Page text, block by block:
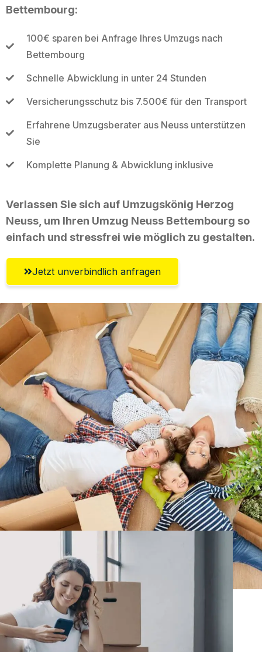
Bettembourg:
100€ sparen bei Anfrage Ihres Umzugs nach
Bettembourg
Schnelle Abwicklung in unter 24 Stunden
Versicherungsschutz bis 7.500€ für den Transport
Erfahrene Umzugsberater aus Neuss unterstützen
Sie
Komplette Planung & Abwicklung inklusive
Verlassen Sie sich auf Umzugskönig Herzog
Neuss, um Ihren Umzug Neuss Bettembourg so
einfach und stressfrei wie möglich zu gestalten.
Jetzt unverbindlich anfragen